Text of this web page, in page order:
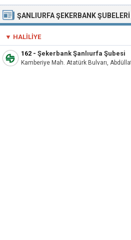
ŞANLIURFA ŞEKERBANK
▼ HALILIYE
162 - Şekerbank Şanlıurfa Şubesi